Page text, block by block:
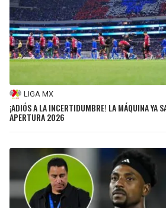
LIGA MX
¡ADIÓS A LA INCERTIDUMBRE! LA MÁQUINA YA
APERTURA 2026